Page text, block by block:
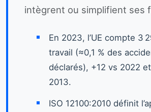
intègrent ou simplifient ses
En 2023, l’UE compte 3
travail (≈0,1 % des
déclarés), +12 vs 2022
2013.
ISO 12100:2010 définit